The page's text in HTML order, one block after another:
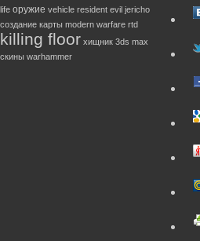
life оружие vehicle resident evil jericho
создание карты modern warfare rtd
killing floor хищник 3ds max
скины warhammer